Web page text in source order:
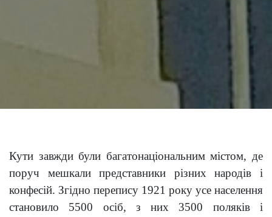
Кути завжди були багатонаціональним містом, де
поруч мешкали представники різних народів і
конфесій. Згідно перепису 1921 року усе населення
становило 5500 осіб, з них 3500 поляків і